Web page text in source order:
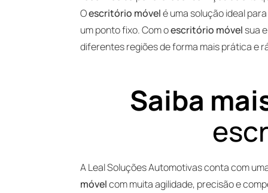
Oescritório móvelé uma solução ideal
um ponto fixo. Com oescritório móvel sua
diferentes regiões de forma mais prática e
Saiba
A Leal Soluções Automotivas conta com
móvelcom muita agilidade, precisão e